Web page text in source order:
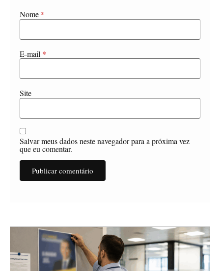
Nome *
E-mail *
Site
Salvar meus dados neste navegador para a próxima vez
que eu comentar.